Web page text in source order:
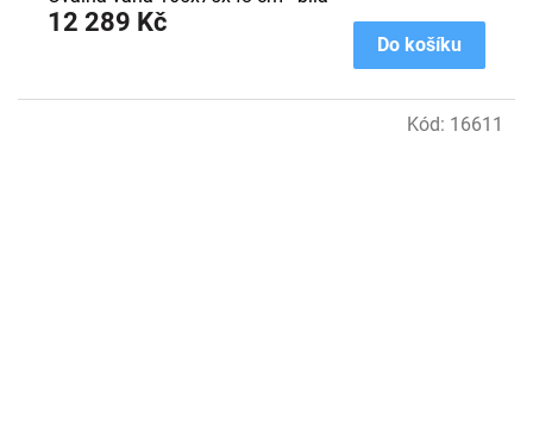
12 289 Kč
Do košíku
Kód: 16611